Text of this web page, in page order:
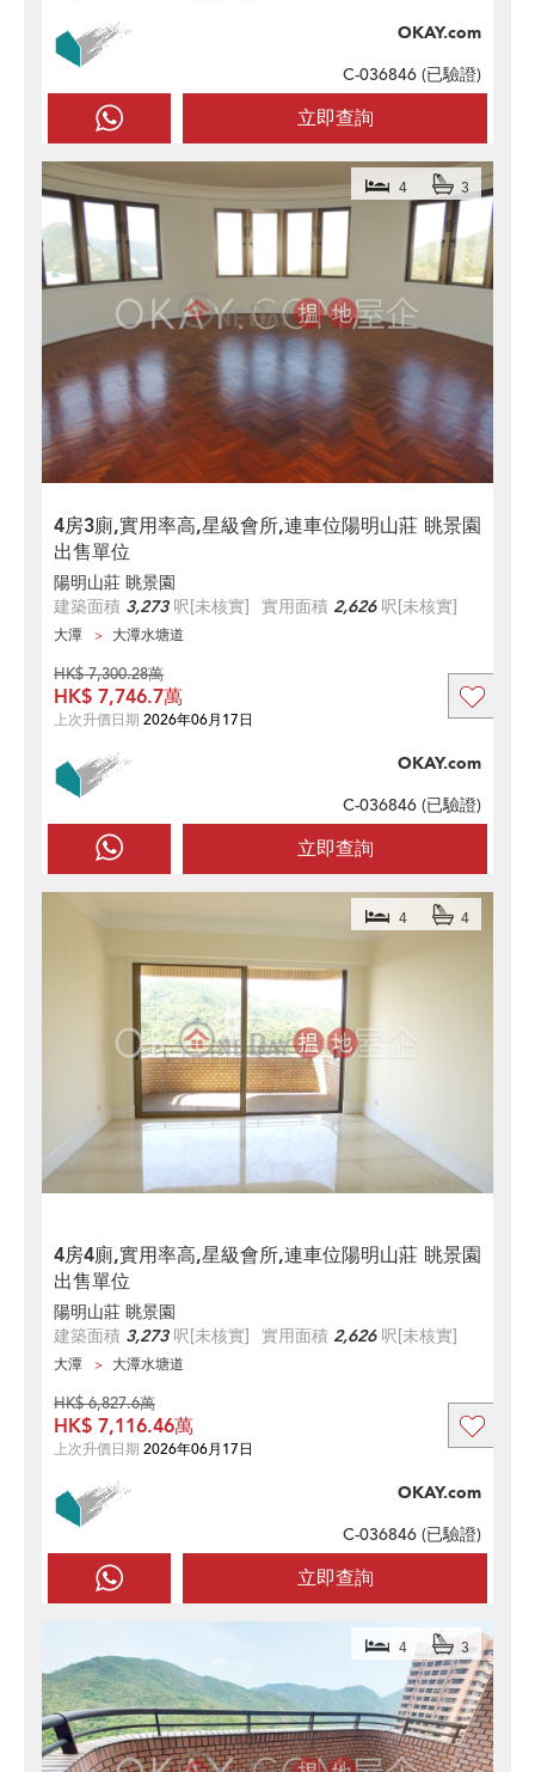
立即查詢
OKAY.com
C-036846 (已驗證)
4房3廁,實用率高,星級會所,連車位陽明山莊 眺景園
出售單位
4 3
陽明山莊 眺景園
建築面積 3,273呎[未核實] 實用面積 2,626呎[未核實]
大潭 大潭水塘道
立即查詢
OKAY.com
C-036846 (已驗證)
HK$ 7,300.28萬
HK$ 7,746.7萬
上次升價日期 2026年06月17日
4房4廁,實用率高,星級會所,連車位陽明山莊 眺景園
出售單位
4 4
陽明山莊 眺景園
建築面積 3,273呎[未核實] 實用面積 2,626呎[未核實]
大潭 大潭水塘道
立即查詢
OKAY.com
C-036846 (已驗證)
HK$ 6,827.6萬
HK$ 7,116.46萬
上次升價日期 2026年06月17日
4 3